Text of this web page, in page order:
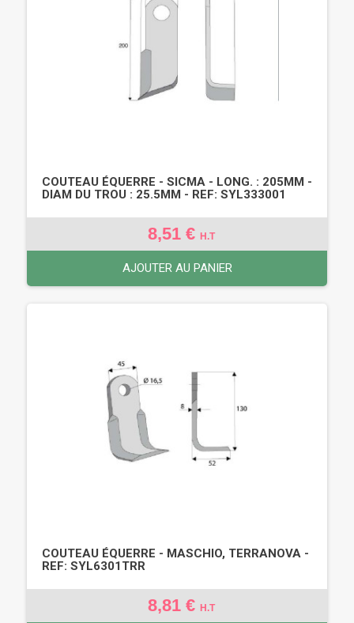
COUTEAU ÉQUERRE - SICMA - LONG. : 205MM -
DIAM DU TROU : 25.5MM - REF: SYL333001
8,51 € H.T
AJOUTER AU PANIER
COUTEAU ÉQUERRE - MASCHIO, TERRANOVA -
REF: SYL6301TRR
8,81 € H.T